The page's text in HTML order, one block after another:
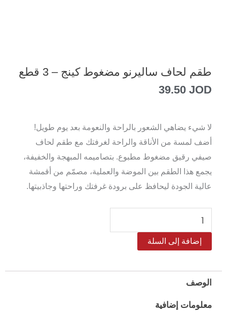
طقم لحاف ساليرنو مضغوط كينج – 3 قطع
39.50 JOD
لا شيء يضاهي الشعور بالراحة والنعومة بعد يوم طويل!
أضف لمسة من الأناقة والراحة لغرفتك مع طقم لحاف
صيفي رقيق مضغوط مطبوع. بتصاميمه المبهجة والخفيفة،
يجمع هذا الطقم بين الموضة والعملية، مصمّم من أقمشة
عالية الجودة ليحافظ على برودة غرفتك وراحتها وجاذبيتها.
كمية
طقم
لحاف
مضغوط
–
إضافة إلى السلة
الوصف
معلومات إضافية